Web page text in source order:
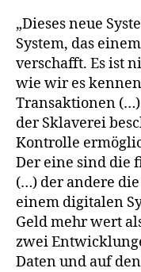
„Dieses neue
System, das
verschafft. Es ist
wie wir es
Transaktionen
der Sklaverei
Kontrolle
Der eine sind die
(…) der andere
einem digitalen
Geld mehr wert
zwei
Daten und auf